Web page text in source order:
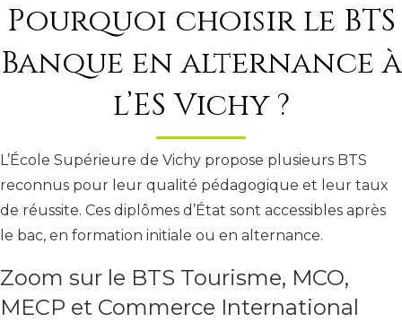
Pourquoi choisir le BTS
Banque en alternance à
l’ES Vichy ?
L’École Supérieure de Vichy propose plusieurs BTS
reconnus pour leur qualité pédagogique et leur taux
de réussite. Ces diplômes d’État sont accessibles après
le bac, en formation initiale ou en alternance.
Zoom sur le BTS Tourisme, MCO,
MECP et Commerce International